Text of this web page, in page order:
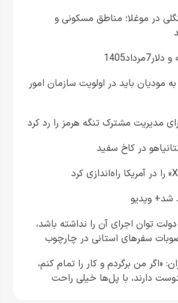
در موغلا؛ مناطق مسکونی و
مودیان باید در اولویت سازمان امور
مدیریت مشترک تنگه هرمز را رد کرد
در کاخ سفید
شد+ ویدیو
توان اجرای آن را نداشته باشد،
سفرهای استانی در چارچوب
«اگر من برگردم و کار را تمام کنم،
دارند، با پل‌ها خیلی راحت